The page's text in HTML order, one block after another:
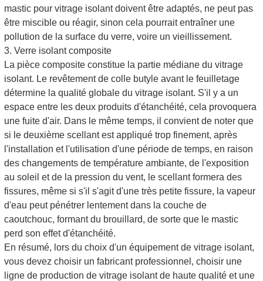
mastic pour vitrage isolant doivent être adaptés, ne peut pas
être miscible ou réagir, sinon cela pourrait entraîner une
pollution de la surface du verre, voire un vieillissement.
3. Verre isolant composite
La pièce composite constitue la partie médiane du vitrage
isolant. Le revêtement de colle butyle avant le feuilletage
détermine la qualité globale du vitrage isolant. S'il y a un
espace entre les deux produits d'étanchéité, cela provoquera
une fuite d'air. Dans le même temps, il convient de noter que
si le deuxième scellant est appliqué trop finement, après
l'installation et l'utilisation d'une période de temps, en raison
des changements de température ambiante, de l'exposition
au soleil et de la pression du vent, le scellant formera des
fissures, même si s'il s'agit d'une très petite fissure, la vapeur
d'eau peut pénétrer lentement dans la couche de
caoutchouc, formant du brouillard, de sorte que le mastic
perd son effet d'étanchéité.
En résumé, lors du choix d'un équipement de vitrage isolant,
vous devez choisir un fabricant professionnel, choisir une
ligne de production de vitrage isolant de haute qualité et une